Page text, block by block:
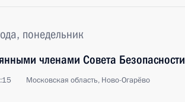
понедельник
членами Совета Безопасности
Московская область, Ново-Огарёво